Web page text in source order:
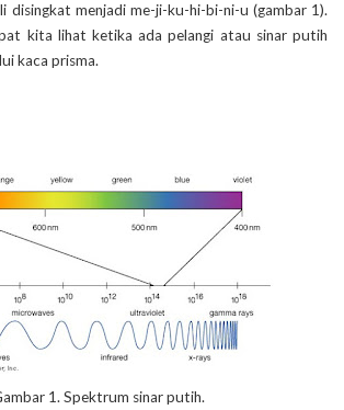
disingkat menjadi me-ji-ku-hi-bi-ni-u (gambar 1).
kita lihat ketika ada pelangi atau sinar putih
kaca prisma.
1. Spektrum sinar putih.